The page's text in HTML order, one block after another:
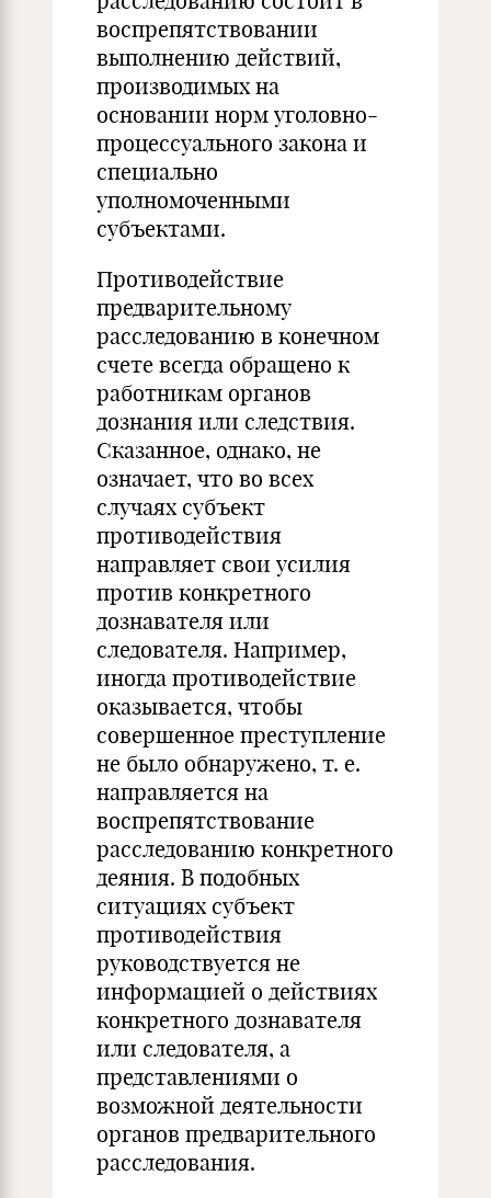
воспрепятствовании
выполнению действий,
производимых на
основании норм уголовно-
процессуального закона и
специально
уполномоченными
субъектами.
Противодействие
предварительному
расследованию в конечном
счете всегда обращено к
работникам органов
дознания или следствия.
Сказанное, однако, не
означает, что во всех
случаях субъект
противодействия
направляет свои усилия
против конкретного
дознавателя или
следователя. Например,
иногда противодействие
оказывается, чтобы
совершенное преступление
не было обнаружено, т. е.
направляется на
воспрепятствование
расследованию конкретного
деяния. В подобных
ситуациях субъект
противодействия
руководствуется не
информацией о действиях
конкретного дознавателя
или следователя, а
представлениями о
возможной деятельности
органов предварительного
расследования.